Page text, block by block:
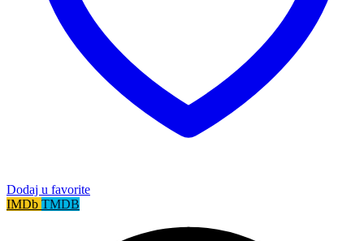
Dodaj u favorite
IMDb TMDB